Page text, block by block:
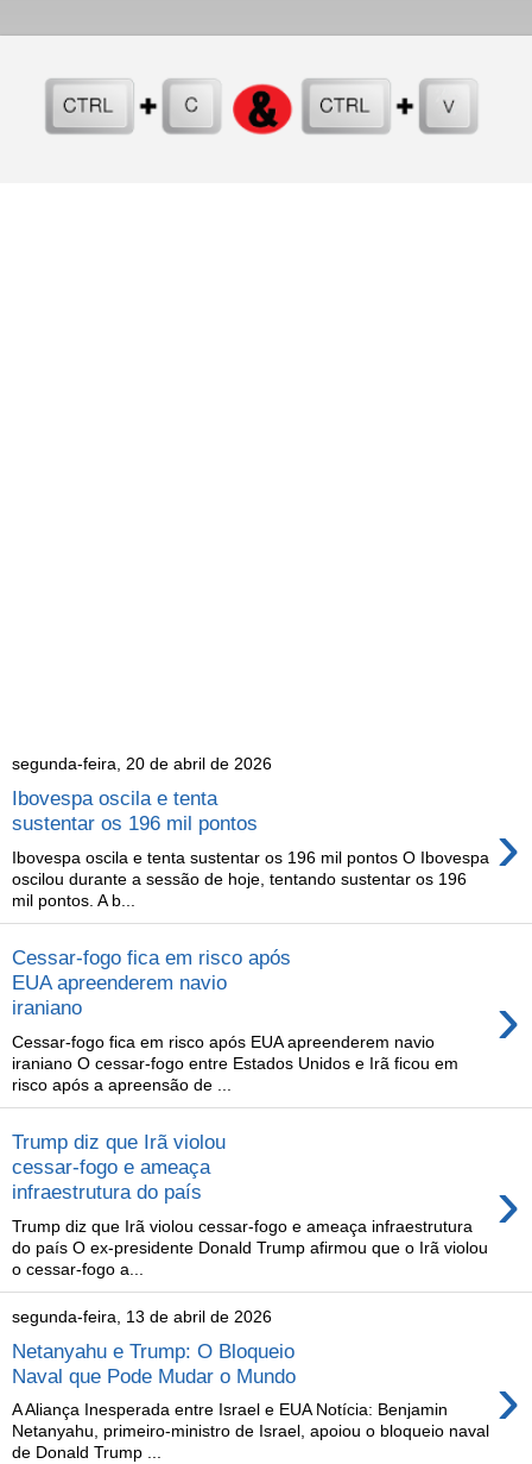
segunda-feira, 20 de abril de 2026
Ibovespa oscila e tenta
sustentar os 196 mil pontos
›
Ibovespa oscila e tenta sustentar os 196 mil pontos O Ibovespa
oscilou durante a sessão de hoje, tentando sustentar os 196
mil pontos. A b...
Cessar-fogo fica em risco após
EUA apreenderem navio
iraniano
›
Cessar-fogo fica em risco após EUA apreenderem navio
iraniano O cessar-fogo entre Estados Unidos e Irã ficou em
risco após a apreensão de ...
Trump diz que Irã violou
cessar-fogo e ameaça
infraestrutura do país
›
Trump diz que Irã violou cessar-fogo e ameaça infraestrutura
do país O ex-presidente Donald Trump afirmou que o Irã violou
o cessar-fogo a...
segunda-feira, 13 de abril de 2026
Netanyahu e Trump: O Bloqueio
Naval que Pode Mudar o Mundo
›
A Aliança Inesperada entre Israel e EUA Notícia: Benjamin
Netanyahu, primeiro-ministro de Israel, apoiou o bloqueio naval
de Donald Trump ...